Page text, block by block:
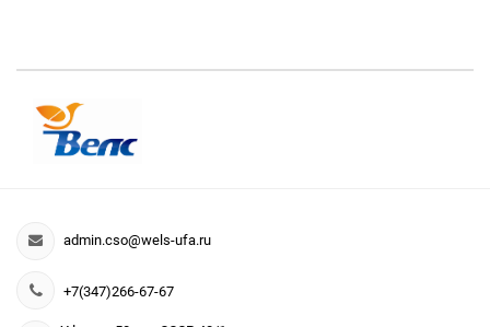
admin.cso@wels-ufa.ru
+7(347)266-67-67